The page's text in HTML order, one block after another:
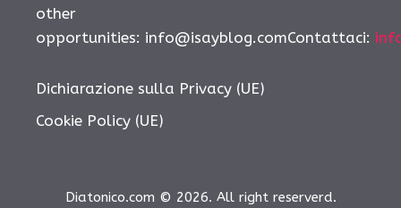
other
opportunities: info@isayblog.comContattaci:
Dichiarazione sulla Privacy (UE)
Cookie Policy (UE)
Diatonico.com © 2026. All right reserverd.